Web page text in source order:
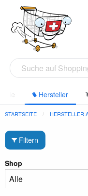
Hersteller
STARTSEITE HERSTELLER
Filtern
Shop